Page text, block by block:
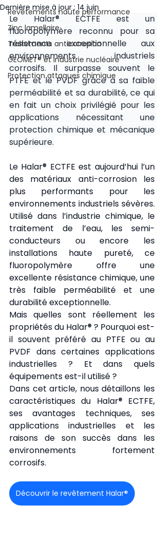
Revêtements haute performance
Zinc lamellaire
Traitements anticorrosion
GEOMET® et Industrie nucléaire
Protection attaques chimique
Dernière mise à jour : 14 juin
Le Halar® ECTFE est un
fluoropolymère reconnu pour sa
résistance exceptionnelle aux
environnements industriels
corrosifs. Il surpasse souvent le
PTFE et le PVDF grâce à sa faible
perméabilité et sa durabilité, ce qui
en fait un choix privilégié pour les
applications nécessitant une
protection chimique et mécanique
supérieure.
Le Halar® ECTFE est aujourd’hui l’un
des matériaux anti-corrosion les
plus performants pour les
environnements industriels sévères.
Utilisé dans l’industrie chimique, le
traitement de l’eau, les semi-
conducteurs ou encore les
installations haute pureté, ce
fluoropolymère offre une
excellente résistance chimique, une
très faible perméabilité et une
durabilité exceptionnelle.
Mais quelles sont réellement les
propriétés du Halar® ? Pourquoi est-
il souvent préféré au PTFE ou au
PVDF dans certaines applications
industrielles ? Et dans quels
équipements est-il utilisé ?
Dans cet article, nous détaillons les
caractéristiques du Halar® ECTFE,
ses avantages techniques, ses
applications industrielles et les
raisons de son succès dans les
environnements fortement
corrosifs.
Découvrir le revêtement Halar®